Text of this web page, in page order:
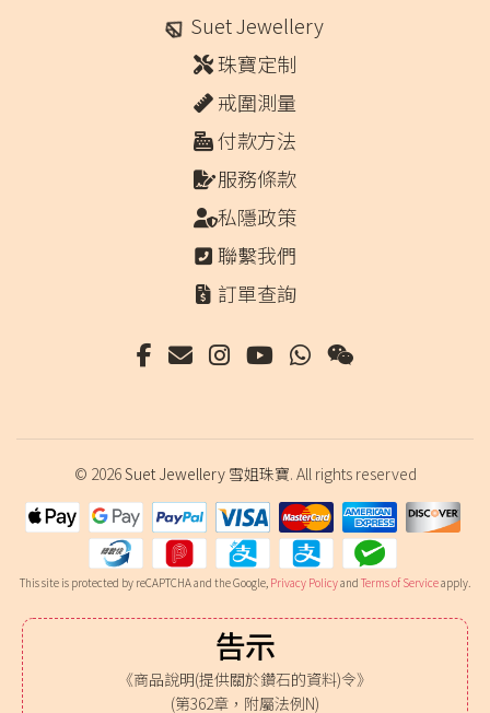
Suet Jewellery
珠寶定制
戒圍測量
付款方法
服務條款
私隱政策
聯繫我們
訂單查詢
© 2026Suet Jewellery 雪姐珠寶. All rights reserved
This site is protected by reCAPTCHA and the Google, Privacy Policyand Terms of Serviceapply.
告示
《商品說明(提供關於鑽石的資料)令》
(第362章，附屬法例N)